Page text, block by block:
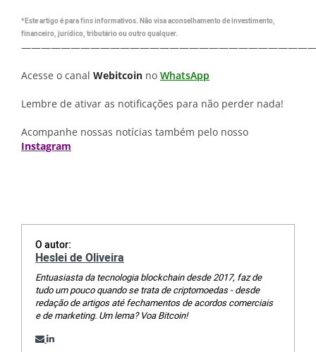
*Este artigo é para fins informativos. Não visa aconselhamento de investimento,
financeiro, jurídico, tributário ou outro qualquer.
Acesse o canal Webitcoin no WhatsApp
Lembre de ativar as notificações para não perder nada!
Acompanhe nossas notícias também pelo nosso
Instagram
O autor:
Heslei de Oliveira
Entuasiasta da tecnologia blockchain desde 2017, faz de
tudo um pouco quando se trata de criptomoedas - desde
redação de artigos até fechamentos de acordos comerciais
e de marketing. Um lema? Voa Bitcoin!